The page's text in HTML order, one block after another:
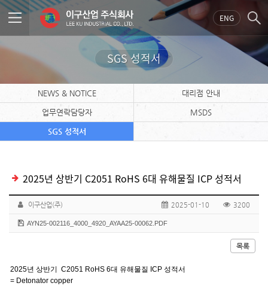
ENG
SGS 성적서
NEWS & NOTICE 대리점 안내
업무연락담당자 MSDS
SGS 성적서
2025년 상반기 C2051 RoHS 6대 유해물질 ICP 성적서
이구산업(주) 2025-01-10 3200
AYN25-002116_4000_4920_AYAA25-00062.PDF
목록
2025년 상반기 C2051 RoHS 6대 유해물질 ICP성적서
= Detonator copper